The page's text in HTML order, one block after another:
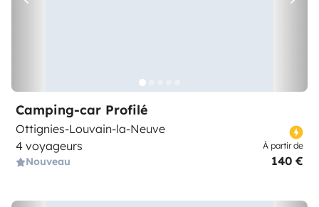
Camping-car Profilé
Ottignies-Louvain-la-Neuve
4 voyageurs
Nouveau
À partir de
140 €